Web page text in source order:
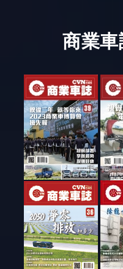
商業車